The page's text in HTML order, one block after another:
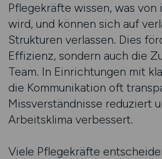
Pflegekräfte wissen, was
wird, und können sich auf
Strukturen verlassen. Dies
Effizienz, sondern auch die
Team. In Einrichtungen mit
die Kommunikation oft
Missverständnisse reduziert
Arbeitsklima verbessert.
Viele Pflegekräfte